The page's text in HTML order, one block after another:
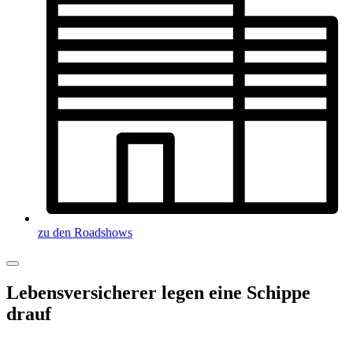
zu den Roadshows
Lebensversicherer legen eine Schippe
drauf